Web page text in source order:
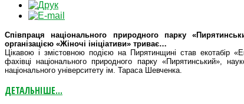
Співпраця національного природного парку
організацією «Жіночі ініціативи» триває…
Цікавою і змістовною подією на Пирятинщині став екотабір
фахівці національного природного парку «Пирятинський»,
національного університету ім. Тараса Шевченка.
ДЕТАЛЬНІШЕ...